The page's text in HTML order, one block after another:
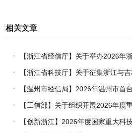
相关文章
【浙江省经信厅】关于举办2026年
能竞赛的通知
【浙江省科技厅】关于征集浙江与
的通知【温州市经信局】2026年温州市首
【工信部】关于组织开展2026年度
企业推荐工作的通知
【创新浙江】2026年度国家重大科